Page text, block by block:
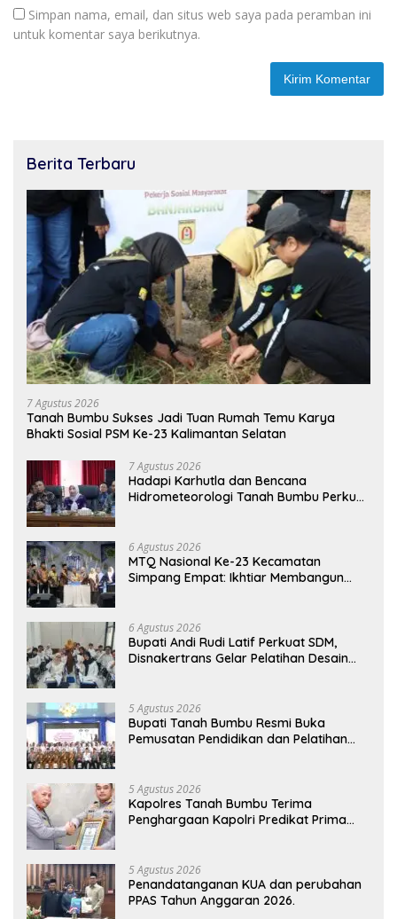
Simpan nama, email, dan situs web saya pada peramban ini
untuk komentar saya berikutnya.
Berita Terbaru
7 Agustus 2026
Tanah Bumbu Sukses Jadi Tuan Rumah Temu Karya
Bhakti Sosial PSM Ke-23 Kalimantan Selatan
7 Agustus 2026
Hadapi Karhutla dan Bencana
Hidrometeorologi Tanah Bumbu Perkuat
6 Agustus 2026
MTQ Nasional Ke-23 Kecamatan
Simpang Empat: Ikhtiar Membangun
6 Agustus 2026
Bupati Andi Rudi Latif Perkuat SDM,
Disnakertrans Gelar Pelatihan Desain
5 Agustus 2026
Bupati Tanah Bumbu Resmi Buka
Pemusatan Pendidikan dan Pelatihan
5 Agustus 2026
Kapolres Tanah Bumbu Terima
Penghargaan Kapolri Predikat Prima
5 Agustus 2026
Penandatanganan KUA dan perubahan
PPAS Tahun Anggaran 2026.